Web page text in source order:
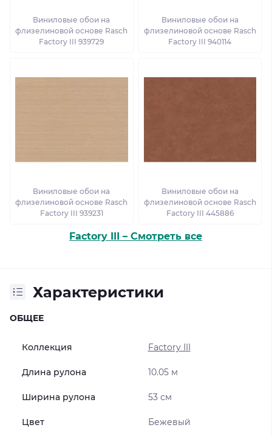
Виниловые обои на
флизелиновой основе Rasch
Factory III 939729
Виниловые обои на
флизелиновой основе Rasch
Factory III 940114
Виниловые обои на
флизелиновой основе Rasch
Factory III 939231
Виниловые обои на
флизелиновой основе Rasch
Factory III 445886
Factory III – Смотреть все
Характеристики
ОБЩЕЕ
Коллекция Factory III
Длина рулона 10.05 м
Ширина рулона 53 см
Цвет Бежевый